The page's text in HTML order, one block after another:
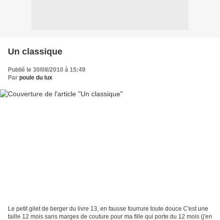
Un classique
Publié le 30/08/2010 à 15:49
Par poule du lux
Le petit gilet de berger du livre 13, en fausse fourrure toute douce C'est une
taille 12 mois sans marges de couture pour ma fille qui porte du 12 mois (j'en